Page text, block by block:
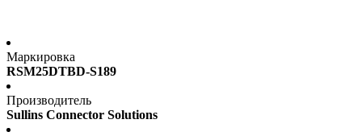
Маркировка
RSM25DTBD-S189
Производитель
Sullins Connector Solutions